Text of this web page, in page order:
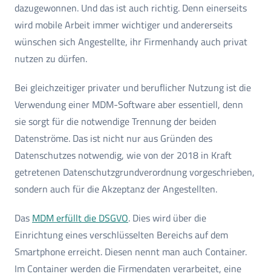
dazugewonnen. Und das ist auch richtig. Denn einerseits
wird mobile Arbeit immer wichtiger und andererseits
wünschen sich Angestellte, ihr Firmenhandy auch privat
nutzen zu dürfen.
Bei gleichzeitiger privater und beruflicher Nutzung ist die
Verwendung einer MDM-Software aber essentiell, denn
sie sorgt für die notwendige Trennung der beiden
Datenströme. Das ist nicht nur aus Gründen des
Datenschutzes notwendig, wie von der 2018 in Kraft
getretenen Datenschutzgrundverordnung vorgeschrieben,
sondern auch für die Akzeptanz der Angestellten.
Das MDM erfüllt die DSGVO. Dies wird über die
Einrichtung eines verschlüsselten Bereichs auf dem
Smartphone erreicht. Diesen nennt man auch Container.
Im Container werden die Firmendaten verarbeitet, eine